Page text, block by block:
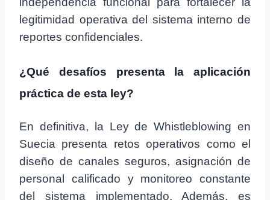
legitimidad operativa del sistema interno de
reportes confidenciales.
¿Qué desafíos presenta la aplicación
práctica de esta ley?
En definitiva, la Ley de Whistleblowing en
Suecia presenta retos operativos como el
diseño de canales seguros, asignación de
personal calificado y monitoreo constante
del sistema implementado. Además, es